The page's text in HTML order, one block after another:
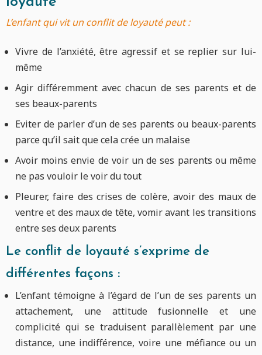
L’enfant qui vit un conflit de loyauté peut :
Vivre de l’anxiété, être agressif et se replier sur lui-
même
Agir différemment avec chacun de ses parents et de
ses beaux-parents
Eviter de parler d’un de ses parents ou beaux-parents
parce qu’il sait que cela crée un malaise
Avoir moins envie de voir un de ses parents ou même
ne pas vouloir le voir du tout
Pleurer, faire des crises de colère, avoir des maux de
ventre et des maux de tête, vomir avant les transitions
entre ses deux parents
Le conflit de loyauté s’exprime de
différentes façons :
L’enfant témoigne à l’égard de l’un de ses parents un
attachement, une attitude fusionnelle et une
complicité qui se traduisent parallèlement par une
distance, une indifférence, voire une méfiance ou un